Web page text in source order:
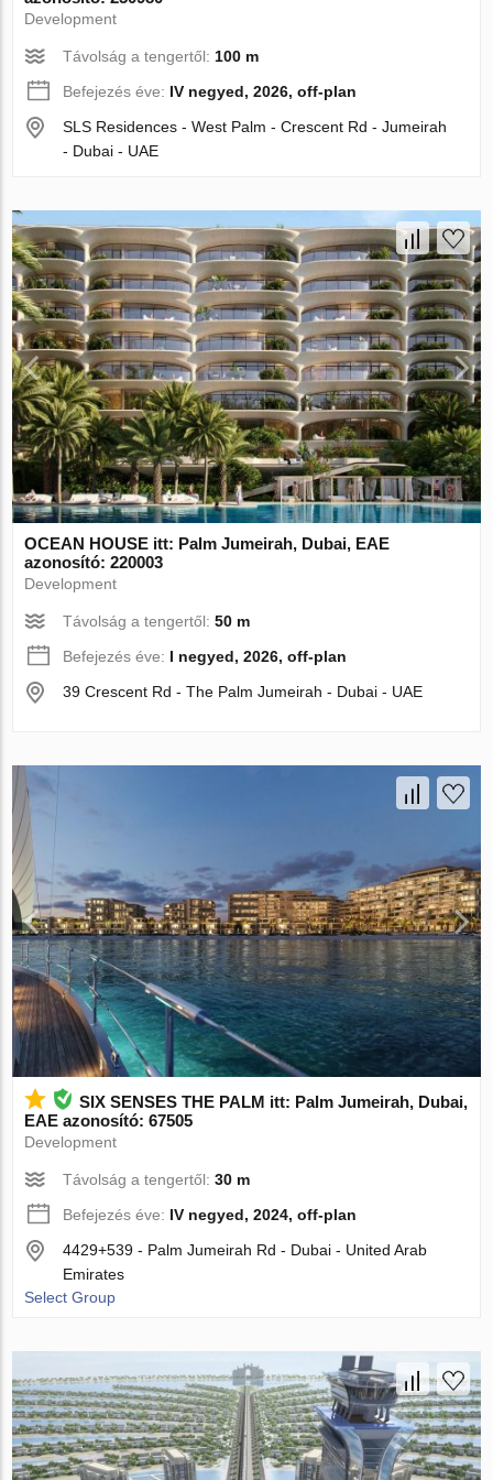
Development
Távolság a tengertől: 100 m
Befejezés éve: IV negyed, 2026, off-plan
SLS Residences - West Palm - Crescent Rd - Jumeirah
- Dubai - UAE
OCEAN HOUSE itt: Palm Jumeirah, Dubai, EAE
azonosító: 220003
Development
Távolság a tengertől:50 m
Befejezés éve: I negyed, 2026, off-plan
39 Crescent Rd - The Palm Jumeirah - Dubai - UAE
SIX SENSES THE PALM itt: Palm Jumeirah, Dubai,
EAE azonosító: 67505
Development
Távolság a tengertől:30 m
Befejezés éve: IV negyed, 2024, off-plan
4429+539 - Palm Jumeirah Rd - Dubai - United Arab
Emirates
Select Group